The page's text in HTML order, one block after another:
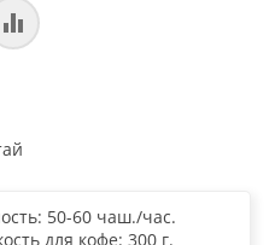
50-60 чаш./час.
для кофе: 300 г.